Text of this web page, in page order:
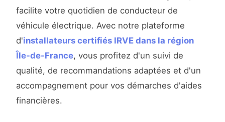
facilite votre quotidien de conducteur de
véhicule électrique. Avec notre plateforme
d'installateurs certifiés IRVE dans la région
Île-de-France, vous profitez d'un suivi de
qualité, de recommandations adaptées et d'un
accompagnement pour vos démarches d'aides
financières.